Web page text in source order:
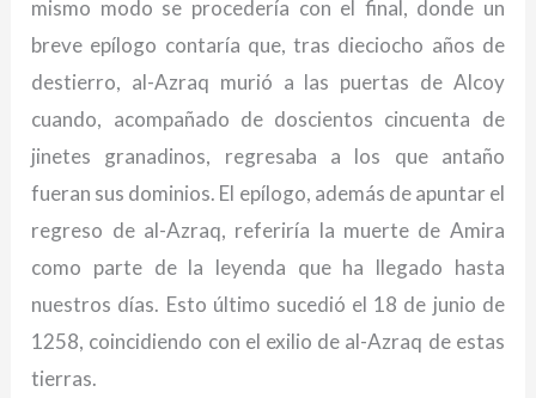
mismo modo se procedería con el final, donde un
breve epílogo contaría que, tras dieciocho años de
destierro, al-Azraq murió a las puertas de Alcoy
cuando, acompañado de doscientos cincuenta de
jinetes granadinos, regresaba a los que antaño
fueran sus dominios. El epílogo, además de apuntar el
regreso de al-Azraq, referiría la muerte de Amira
como parte de la leyenda que ha llegado hasta
nuestros días. Esto último sucedió el 18 de junio de
1258, coincidiendo con el exilio de al-Azraq de estas
tierras.